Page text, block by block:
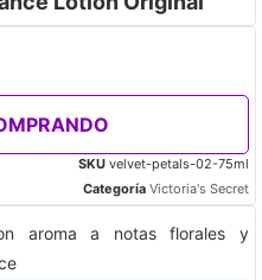
SKU velvet-petals-02-75ml
Categoría Victoria's Secret
aroma a notas florales y